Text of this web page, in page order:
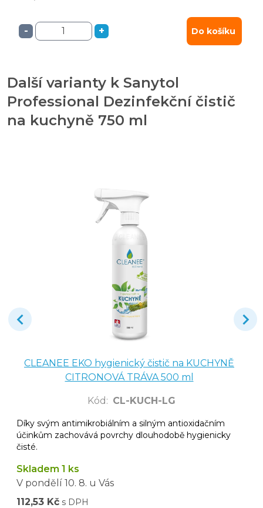
- + Do košíku
Další varianty k Sanytol
Professional Dezinfekční čistič
na kuchyně 750 ml
CLEANEE EKO hygienický čistič na KUCHYNĚ
CITRONOVÁ TRÁVA 500 ml
Kód : CL-KUCH-LG
Díky svým antimikrobiálním a silným antioxidačním
účinkům zachovává povrchy dlouhodobě hygienicky
čisté.
Skladem 1 ks
V pondělí 10. 8. u Vás
112,53 Kč s DPH